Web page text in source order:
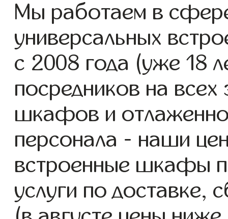
Мы работаем в
универсальных
с 2008 года (уже 18
посредников на всех
шкафов и
персонала - наши
встроенные шкафы
услуги по доставке,